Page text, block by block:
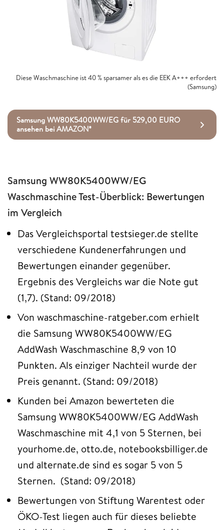
Diese Waschmaschine ist 40 % sparsamer als es die EEK A+++ erfordert
(Samsung)
Samsung WW80K5400WW/EG für 529,00 EURO
ansehen bei AMAZON*
Samsung WW80K5400WW/EG
Waschmaschine Test-Überblick: Bewertungen
im Vergleich
Das Vergleichsportal testsieger.de stellte
verschiedene Kundenerfahrungen und
Bewertungen einander gegenüber.
Ergebnis des Vergleichs war die Note gut
(1,7). (Stand: 09/2018)
Von waschmaschine-ratgeber.com erhielt
die Samsung WW80K5400WW/EG
AddWash Waschmaschine 8,9 von 10
Punkten. Als einziger Nachteil wurde der
Preis genannt. (Stand: 09/2018)
Kunden bei Amazon bewerteten die
Samsung WW80K5400WW/EG AddWash
Waschmaschine mit 4,1 von 5 Sternen, bei
yourhome.de, otto.de, notebooksbilliger.de
und alternate.de sind es sogar 5 von 5
Sternen. (Stand: 09/2018)
Bewertungen von Stiftung Warentest oder
ÖKO-Test liegen auch für dieses beliebte